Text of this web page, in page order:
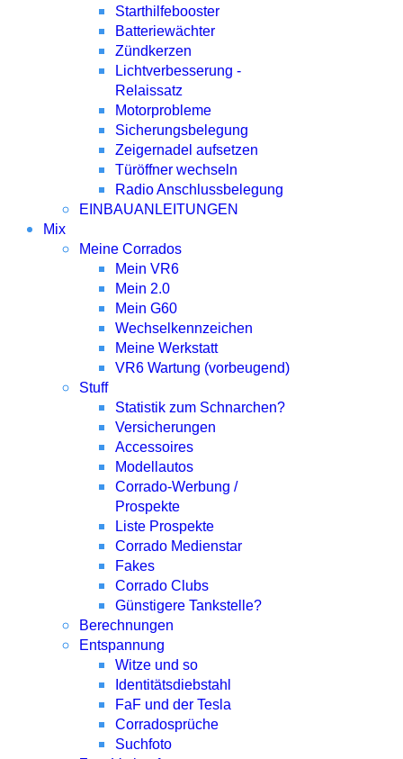
Starthilfebooster
Batteriewächter
Zündkerzen
Lichtverbesserung -
Relaissatz
Motorprobleme
Sicherungsbelegung
Zeigernadel aufsetzen
Türöffner wechseln
Radio Anschlussbelegung
EINBAUANLEITUNGEN
Mix
Meine Corrados
Mein VR6
Mein 2.0
Mein G60
Wechselkennzeichen
Meine Werkstatt
VR6 Wartung (vorbeugend)
Stuff
Statistik zum Schnarchen?
Versicherungen
Accessoires
Modellautos
Corrado-Werbung /
Prospekte
Liste Prospekte
Corrado Medienstar
Fakes
Corrado Clubs
Günstigere Tankstelle?
Berechnungen
Entspannung
Witze und so
Identitätsdiebstahl
FaF und der Tesla
Corradosprüche
Suchfoto